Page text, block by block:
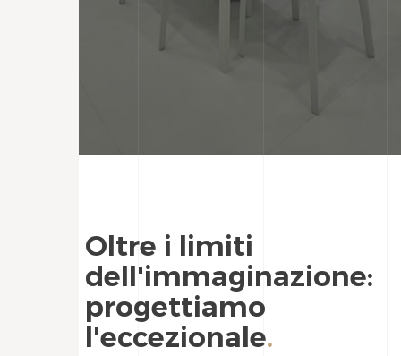
Oltre i limiti
dell'immaginazione:
progettiamo
l'eccezionale.